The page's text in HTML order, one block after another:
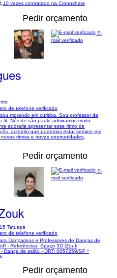
10 vezes contratado na Cronoshare
Pedir orçamento
E-
mail verificado
de telefone verificado
morando em curitiba. Sou professor de
fit. Nós de são paulo admiramos muito
adoraria apresentar esse ritmo de
acredito que podemos estar sempre em
ritmos e novas oportunidades,
Pedir orçamento
Tatuapé
E-
mail verificado
de telefone verificado
Dançarinos e Professores de Danças de
- Referências: Spaço 3D (Zouk
Dança de salão - DRT: 0057259/SP *
Pedir orçamento